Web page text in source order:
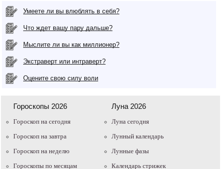
Умеете ли вы влюблять в себя?
Что ждет вашу пару дальше?
Мыслите ли вы как миллионер?
Экстраверт или интраверт?
Оцените свою силу воли
Гороскопы 2026
Гороскоп на сегодня
Гороскоп на завтра
Гороскоп на неделю
Гороскопы по месяцам
Луна 2026
Луна сегодня
Лунный календарь
Лунные фазы
Календарь стрижек